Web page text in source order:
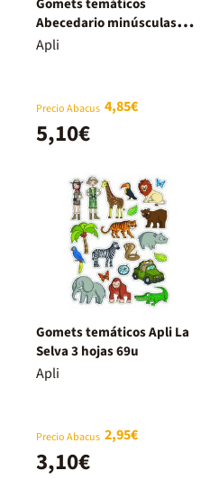
Gomets temáticos
Abecedario minúsculas
rollo 900u
Apli
Precio Abacus 4,85€
5,10€
Gomets temáticos Apli La
Selva 3 hojas 69u
Apli
Precio Abacus 2,95€
3,10€